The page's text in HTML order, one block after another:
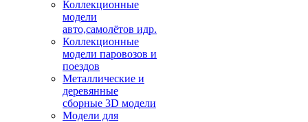
Коллекционные
модели
авто,самолётов идр.
Коллекционные
модели паровозов и
поездов
Металлические и
деревянные
сборные 3D модели
Модели для